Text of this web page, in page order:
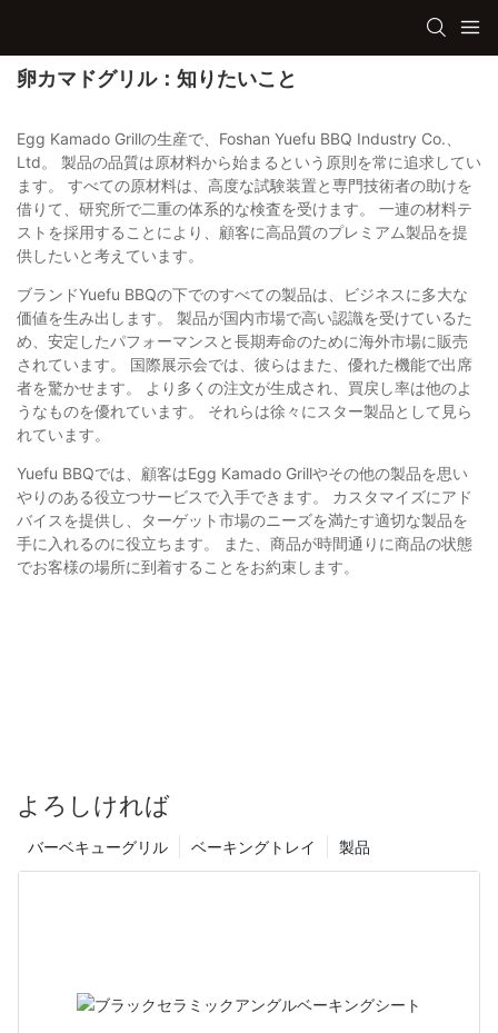
卵カマドグリル：知りたいこと
Egg Kamado Grillの生産で、Foshan Yuefu BBQ Industry Co.、
Ltd。 製品の品質は原材料から始まるという原則を常に追求してい
ます。 すべての原材料は、高度な試験装置と専門技術者の助けを
借りて、研究所で二重の体系的な検査を受けます。 一連の材料テ
ストを採用することにより、顧客に高品質のプレミアム製品を提
供したいと考えています。
ブランドYuefu BBQの下でのすべての製品は、ビジネスに多大な
価値を生み出します。 製品が国内市場で高い認識を受けているた
め、安定したパフォーマンスと長期寿命のために海外市場に販売
されています。 国際展示会では、彼らはまた、優れた機能で出席
者を驚かせます。 より多くの注文が生成され、買戻し率は他のよ
うなものを優れています。 それらは徐々にスター製品として見ら
れています。
Yuefu BBQでは、顧客はEgg Kamado Grillやその他の製品を思い
やりのある役立つサービスで入手できます。 カスタマイズにアド
バイスを提供し、ターゲット市場のニーズを満たす適切な製品を
手に入れるのに役立ちます。 また、商品が時間通りに商品の状態
でお客様の場所に到着することをお約束します。
よろしければ
製品
ベーキングトレイ
バーベキューグリル